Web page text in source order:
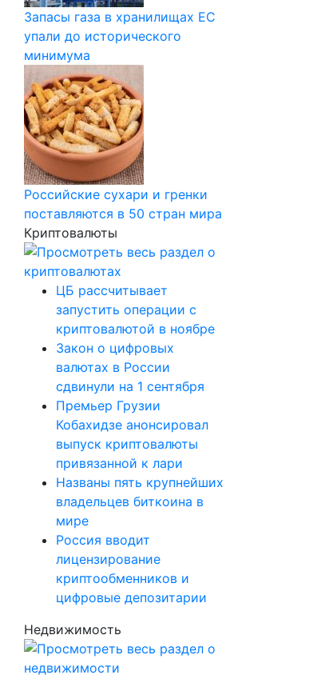
Запасы газа в хранилищах ЕС
упали до исторического
минимума
Российские сухари и гренки
поставляются в 50 стран мира
Криптовалюты
ЦБ рассчитывает
запустить операции с
криптовалютой в ноябре
Закон о цифровых
валютах в России
сдвинули на 1 сентября
Премьер Грузии
Кобахидзе анонсировал
выпуск криптовалюты
привязанной к лари
Названы пять крупнейших
владельцев биткоина в
мире
Россия вводит
лицензирование
криптообменников и
цифровые депозитарии
Недвижимость